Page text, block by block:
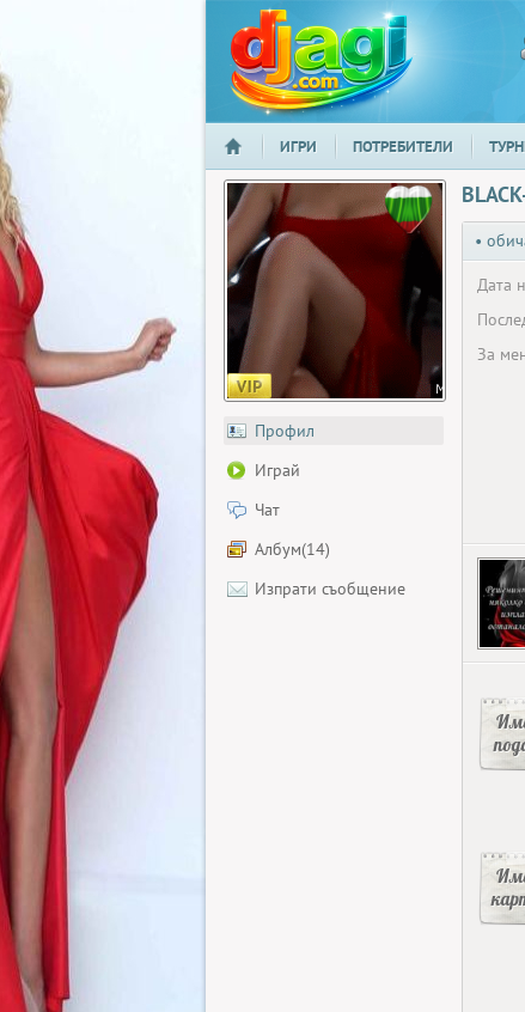
djagi.com
НАЧАЛО
ИГРИ ПОТРЕБИТЕЛИ
Профил
Играй
Чат
Албум(14)
Изпрати съобщение
•
Дата
За